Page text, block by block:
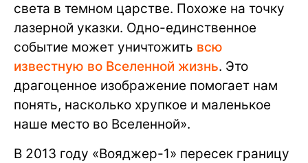
света в темном царстве. Похоже на точку
лазерной указки. Одно-единственное
событие может уничтожить всю
известную во Вселенной жизнь. Это
драгоценное изображение помогает нам
понять, насколько хрупкое и маленькое
наше место во Вселенной».
В 2013 году «Вояджер-1» пересек границу